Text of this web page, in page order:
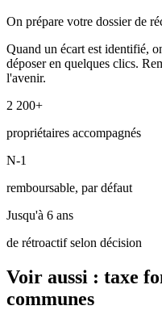
On prépare votre dossier de
Quand un écart est identifié,
déposer en quelques clics.
l'avenir.
2 200+
propriétaires accompagnés
N-1
remboursable, par défaut
Jusqu'à 6 ans
de rétroactif selon décision
Voir aussi : taxe
communes